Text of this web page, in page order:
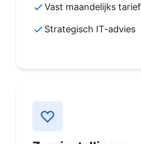
Vast maandelijks tarief
Strategisch IT-advies